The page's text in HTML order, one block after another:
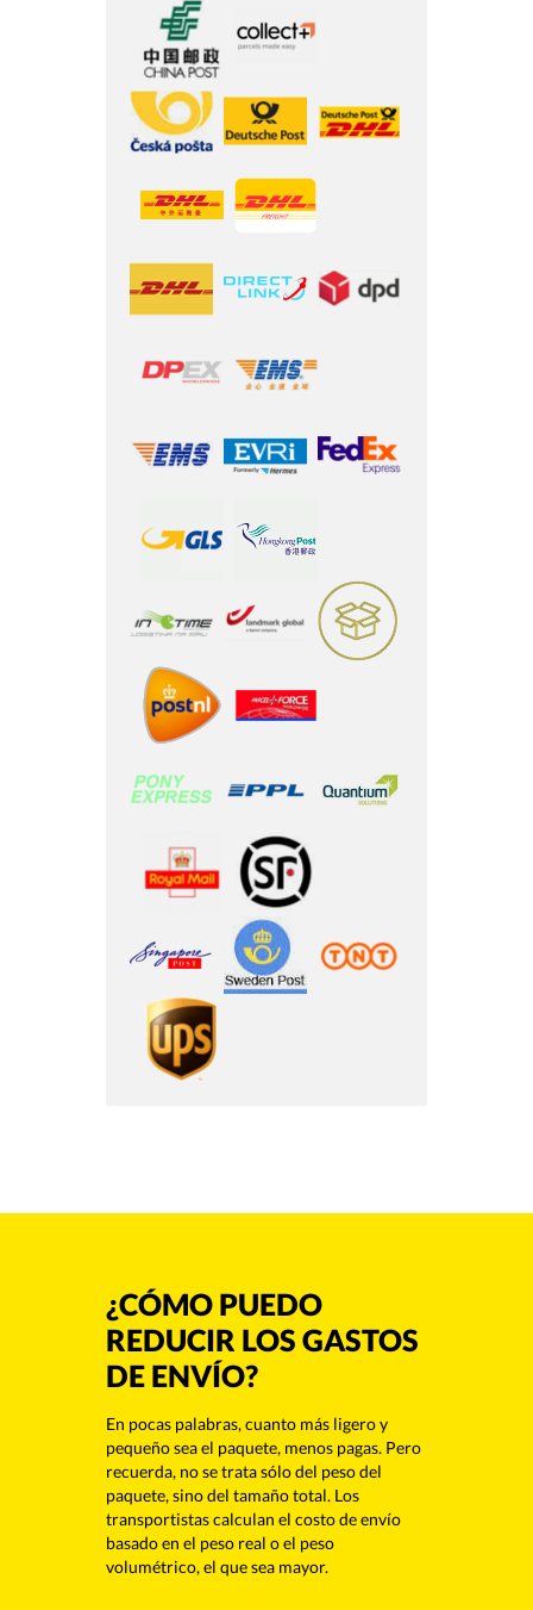
¿CÓMO PUEDO
REDUCIR LOS GASTOS
DE ENVÍO?
En pocas palabras, cuanto más ligero y
pequeño sea el paquete, menos pagas. Pero
recuerda, no se trata sólo del peso del
paquete, sino del tamaño total. Los
transportistas calculan el costo de envío
basado en el peso real o el peso
volumétrico, el que sea mayor.